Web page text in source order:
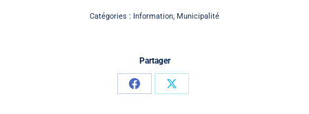
Catégories : Information, Municipalité
Partager
PartagerPartager